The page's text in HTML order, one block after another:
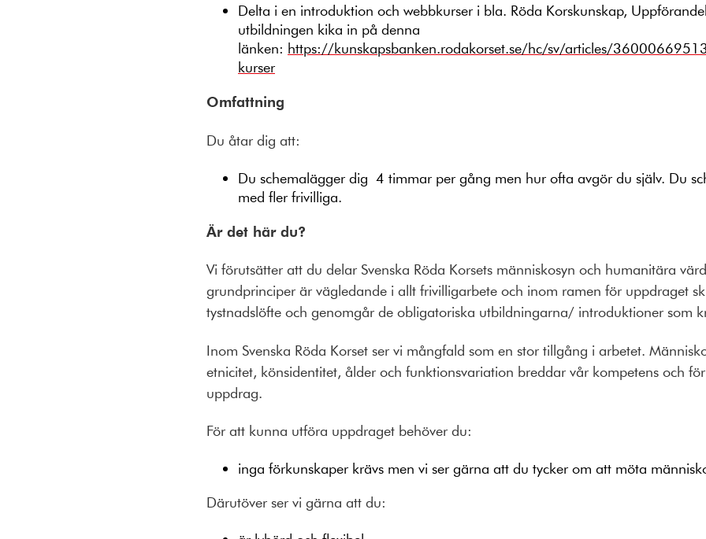
Delta i en introduktion och webbkurser i bla. Röda Korskunskap,
utbildningen kika in på denna
länken: https://kunskapsbanken.rodakorset.se/hc/sv/articles/
kurser
Omfattning
Du åtar dig att:
Du schemalägger dig 4 timmar per gång men hur ofta avgör du själv. Du
med fler frivilliga.
Är det här du?
Vi förutsätter att du delar Svenska Röda Korsets människosyn och humanitära
grundprinciper är vägledande i allt frivilligarbete och inom ramen för uppdraget
tystnadslöfte och genomgår de obligatoriska utbildningarna/ introduktioner som
Inom Svenska Röda Korset ser vi mångfald som en stor tillgång i arbetet.
etnicitet, könsidentitet, ålder och funktionsvariation breddar vår kompetens och
uppdrag.
För att kunna utföra uppdraget behöver du:
inga förkunskaper krävs men vi ser gärna att du tycker om att möta
Därutöver ser vi gärna att du: